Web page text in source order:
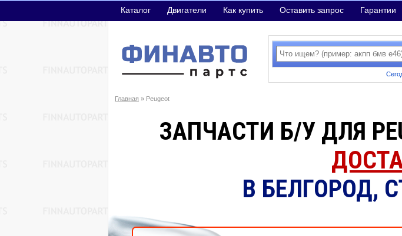
Каталог Двигатели Как купить Оставить запрос Гарантии
Главная » Peugeot
ЗАПЧАСТИ Б/У ДЛЯ
В БЕЛГОРОД,